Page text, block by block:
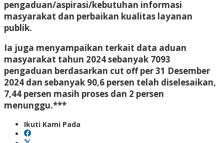
pengaduan/aspirasi/kebutuhan informasi
masyarakat dan perbaikan kualitas layanan
publik.
Ia juga menyampaikan terkait data aduan
masyarakat tahun 2024 sebanyak 7093
pengaduan berdasarkan cut off per 31 Desember
2024 dan sebanyak 90,6 persen telah diselesaikan,
7,44 persen masih proses dan 2 persen
menunggu.***
Ikuti Kami Pada